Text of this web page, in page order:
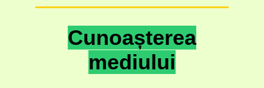
Cunoașterea
mediului